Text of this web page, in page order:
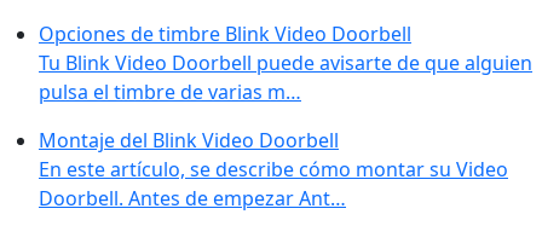
Opciones de timbre Blink Video Doorbell
Tu Blink Video Doorbell puede avisarte de que alguien
pulsa el timbre de varias m…
Montaje del Blink Video Doorbell
En este artículo, se describe cómo montar su Video
Doorbell. Antes de empezar Ant…